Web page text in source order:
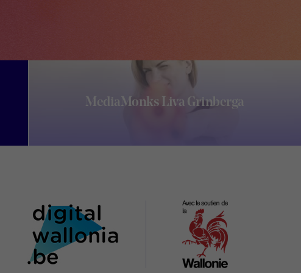
MediaMonks Liva Grinberga